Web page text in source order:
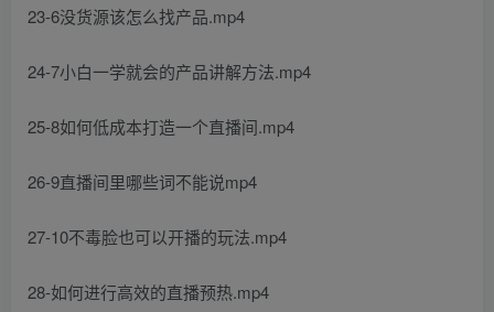
23-6没货源该怎么找产品.mp4
24-7小白一学就会的产品讲解方法.mp4
25-8如何低成本打造一个直播间.mp4
26-9直播间里哪些词不能说mp4
27-10不毒脸也可以开播的玩法.mp4
28-如何进行高效的直播预热.mp4